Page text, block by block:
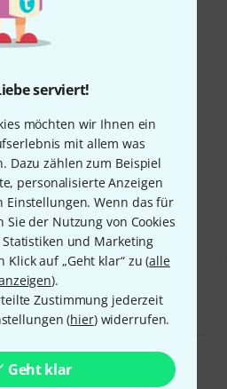
serviert!
möchten wir Ihnen ein
mit allem was
Dazu zählen zum Beispiel
personalisierte Anzeigen
Einstellungen. Wenn das für
Sie der Nutzung von Cookies
und Marketing
auf „Geht klar“ zu (alle
).
Zustimmung jederzeit
(hier) widerrufen.
Geht klar
die sich dieses
haben
8%
KAUFTEN
Millenium Focus Junior
179 €
Vergleichen